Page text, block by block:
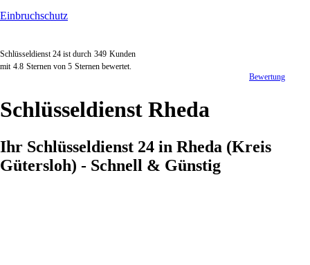
Einbruchschutz
Schlüsseldienst 24 ist durch 349 Kunden
mit 4.8 Sternen von 5 Sternen bewertet.
Bewertung
Schlüsseldienst Rheda
Ihr Schlüsseldienst 24 in Rheda (Kreis
Gütersloh) - Schnell & Günstig